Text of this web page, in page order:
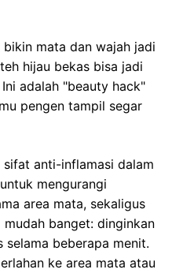
mata dan wajah jadi
hijau bekas bisa jadi
adalah "beauty hack"
pengen tampil segar
sifat anti-inflamasi dalam
mengurangi
area mata, sekaligus
banget: dinginkan
beberapa menit.
ke area mata atau